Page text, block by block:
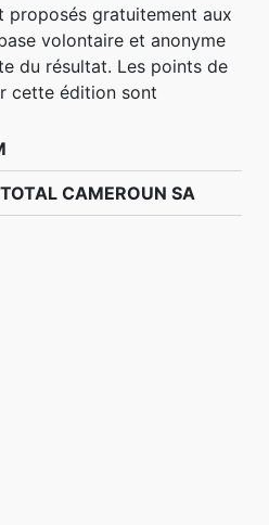
proposés gratuitement aux
volontaire et anonyme
du résultat. Les points de
cette édition sont
CAMEROUN SA